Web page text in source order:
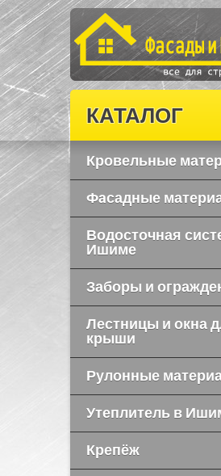
КАТАЛОГ
Кровельные
Фaсадные
Водосточная
Ишиме
Заборы и
Лестницы и окна
крыши
Рулонные
Утеплитель в
Крепёж